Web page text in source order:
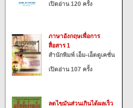
เปิดอ่าน 120 ครั้ง
ภาษาอังกฤษเพื่อการ
สื่อสาร 1
สำนักพิมพ์ เอ็ม-เอ็ดดูเคชั่น
เปิดอ่าน 107 ครั้ง
ลดไขมันส่วนเกินได้ผลเร็ว